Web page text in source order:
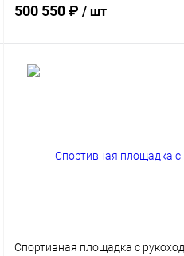
мишенью
500 550 ₽ / шт
Спортивная площадка с